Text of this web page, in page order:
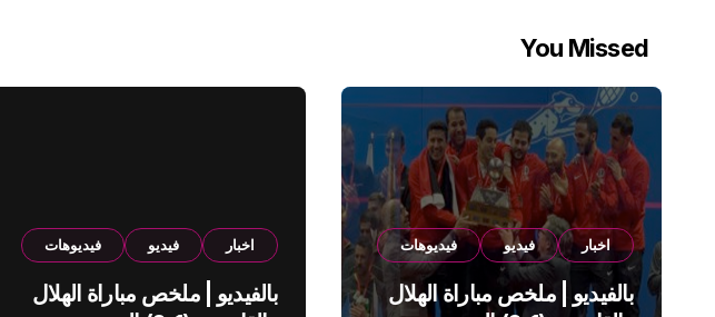
You Missed
اخبار فيديو فيديوهات
بالفيديو | ملخص مباراة الهلال
اخبار فيديو فيديوهات
بالفيديو | ملخص مباراة الهلال